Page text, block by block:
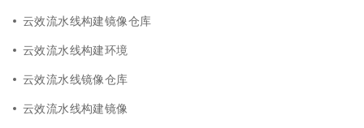
云效流水线构建镜像仓库
云效流水线构建环境
云效流水线镜像仓库
云效流水线构建镜像